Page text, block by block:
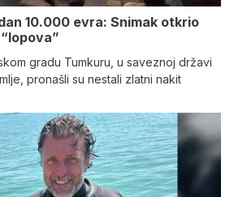
10.000 evra: Snimak otkrio
gradu Tumkuru, u saveznoj državi
pronašli su nestali zlatni nakit